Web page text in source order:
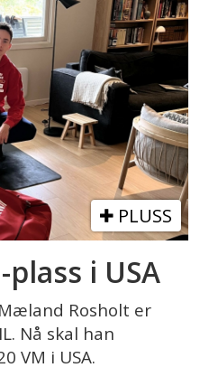
PLUSS
i USA
Rosholt er
Nå skal han
VM i USA.